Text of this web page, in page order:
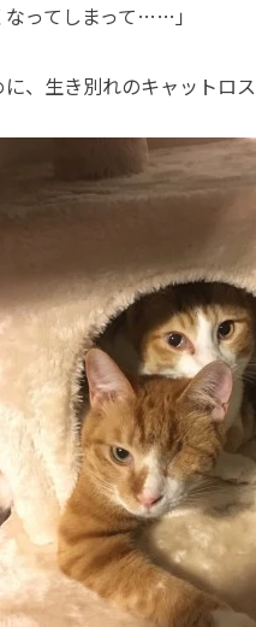
ってしまって……」
、生き別れのキャットロス